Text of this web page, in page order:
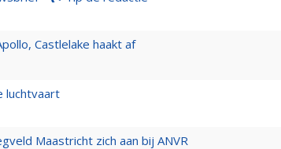
Castlelake haakt af
luchtvaart
Maastricht zich aan bij ANVR